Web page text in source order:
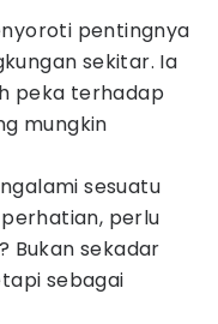
pentingnya
sekitar. Ia
peka terhadap
mungkin
sesuatu
perlu
Bukan sekadar
sebagai